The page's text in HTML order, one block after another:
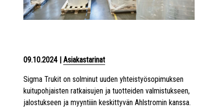
09.10.2024 | Asiakastarinat
Sigma Trukit on solminut uuden yhteistyösopimuksen
kuitupohjaisten ratkaisujen ja tuotteiden valmistukseen,
jalostukseen ja myyntiiin keskittyvän Ahlstromin kanssa.